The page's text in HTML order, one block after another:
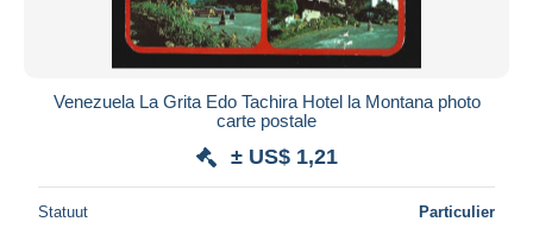
Venezuela La Grita Edo Tachira Hotel la Montana photo
carte postale
± US$ 1,21
Statuut Particulier